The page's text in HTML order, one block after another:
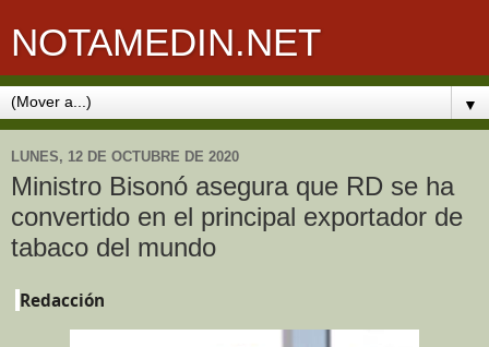
NOTAMEDIN.NET
▼
LUNES, 12 DE OCTUBRE DE 2020
Ministro Bisonó asegura que RD se ha
convertido en el principal exportador de
tabaco del mundo
Redacción